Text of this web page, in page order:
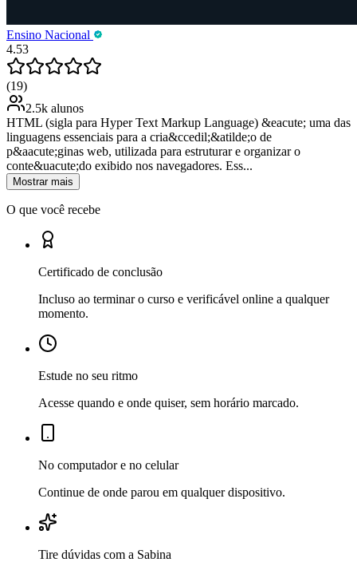
Ensino Nacional
4.53
(19)
2.5k alunos
HTML (sigla para Hyper Text Markup Language) &eacute; uma das
linguagens essenciais para a cria&ccedil;&atilde;o de
p&aacute;ginas web, utilizada para estruturar e organizar o
conte&uacute;do exibido nos navegadores. Ess...
Mostrar mais
O que você recebe
Certificado de conclusão
Incluso ao terminar o curso e verificável online a qualquer
momento.
Estude no seu ritmo
Acesse quando e onde quiser, sem horário marcado.
No computador e no celular
Continue de onde parou em qualquer dispositivo.
Tire dúvidas com a Sabina